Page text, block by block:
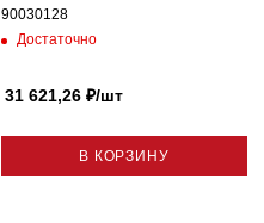
90030128
Достаточно
31 621,26₽/шт
В КОРЗИНУ